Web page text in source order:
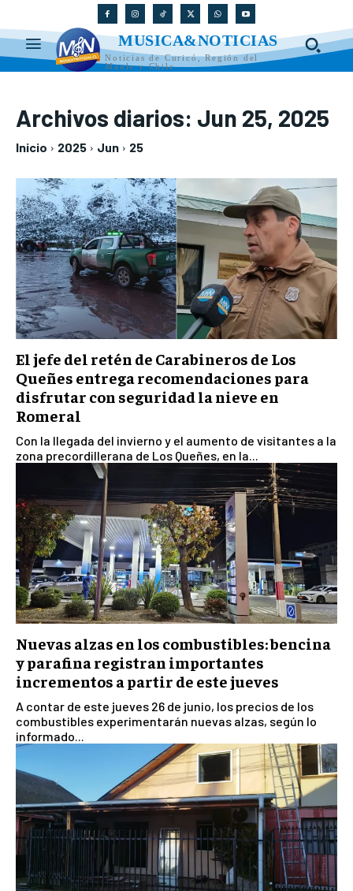
MUSICA&NOTICIAS
Noticias de Curicó, Región del
Maule y Chile
Archivos diarios: Jun 25, 2025
Inicio 2025 Jun 25
El jefe del retén de Carabineros de Los
Queñes entrega recomendaciones para
disfrutar con seguridad la nieve en
Romeral
Con la llegada del invierno y el aumento de visitantes a la
zona precordillerana de Los Queñes, en la...
Nuevas alzas en los combustibles: bencina
y parafina registran importantes
incrementos a partir de este jueves
A contar de este jueves 26 de junio, los precios de los
combustibles experimentarán nuevas alzas, según lo
informado...